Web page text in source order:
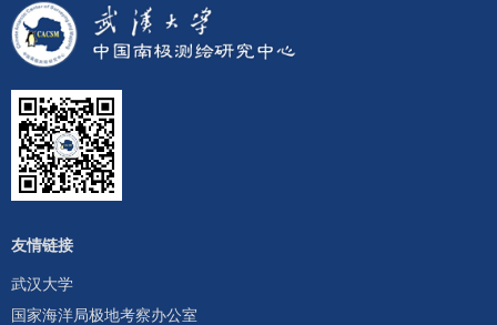
友情链接
武汉大学
国家海洋局极地考察办公室